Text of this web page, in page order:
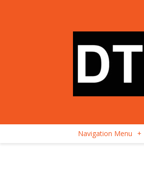
Navigation Menu +